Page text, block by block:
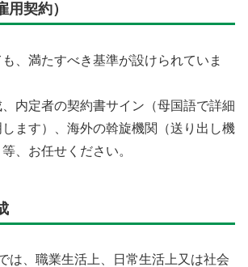
契約）
、満たすべき基準が設けられていま
内定者の契約書サイン（母国語で詳細
ます）、海外の斡旋機関（送り出し機
、お任せください。
は、職業生活上、日常生活上又は社会